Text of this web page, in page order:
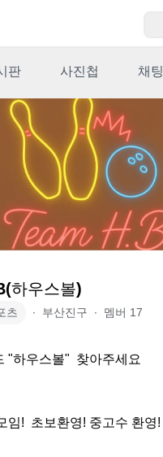
판 사진첩 채팅
하우스볼)
츠 ∙ 부산진구 ∙ 멤버 17
"하우스볼"  찾아주세요
!  초보환영! 중고수 환영!